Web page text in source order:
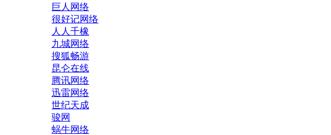
巨人网络
很好记网络
人人千橡
九城网络
搜狐畅游
昆仑在线
腾讯网络
迅雷网络
世纪天成
骏网
蜗牛网络